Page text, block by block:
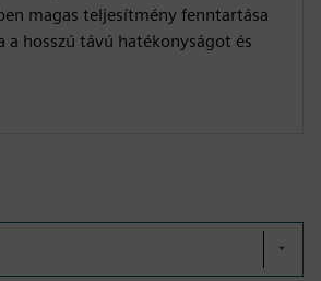
magas teljesítmény fenntartása
hosszú távú hatékonyságot és